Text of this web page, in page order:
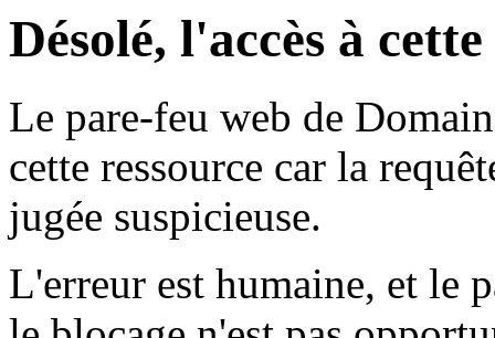
Désolé, l'accès à
Le pare-feu web de
cette ressource car la
jugée suspicieuse.
L'erreur est humaine, et le